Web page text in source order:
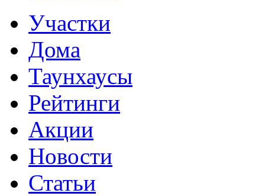
Участки
Дома
Таунхаусы
Рейтинги
Акции
Новости
Статьи